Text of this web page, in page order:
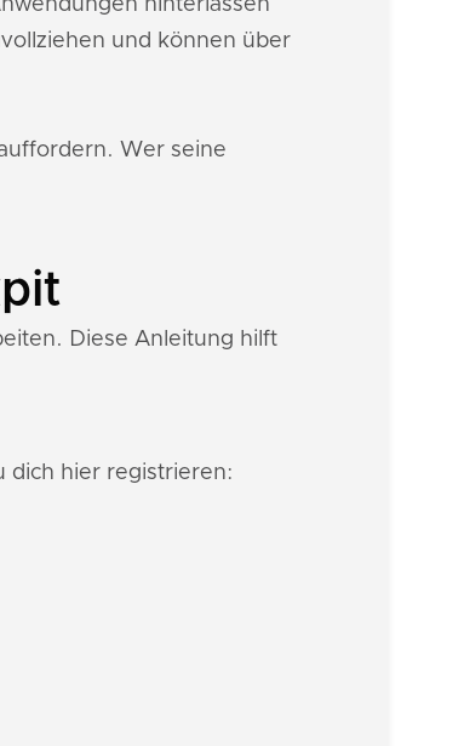
hinterlassen
und können über
Wer seine
Diese Anleitung hilft
dich hier registrieren: